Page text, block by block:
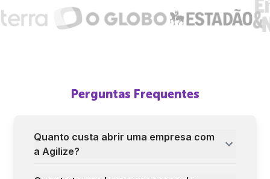
Perguntas Frequentes
Quanto custa abrir uma empresa com
a Agilize?